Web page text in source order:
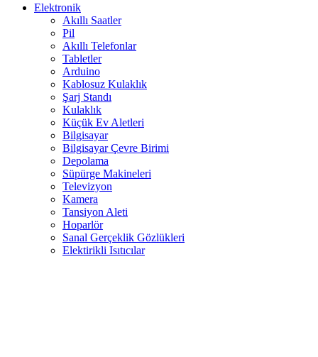
Elektronik
Akıllı Saatler
Pil
Akıllı Telefonlar
Tabletler
Arduino
Kablosuz Kulaklık
Şarj Standı
Kulaklık
Küçük Ev Aletleri
Bilgisayar
Bilgisayar Çevre Birimi
Depolama
Süpürge Makineleri
Televizyon
Kamera
Tansiyon Aleti
Hoparlör
Sanal Gerçeklik Gözlükleri
Elektirikli Isıtıcılar